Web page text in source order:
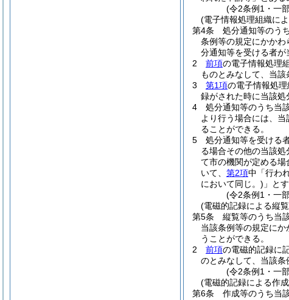
(令2条例1・一
(電子情報処理組織に
第4条
処分通知等のう
条例等の規定にかかわ
分通知等を受ける者が
2
前項の電子情報処理
ものとみなして、当
3
第1項の電子情報処
録がされた時に当該処
4
処分通知等のうち当
より行う場合には、
ることができる。
5
処分通知等を受ける
る場合その他の当該処
て市の機関が定める場
いて、 第2項中「行わ
において同じ。) 」とす
(令2条例1・一
(電磁的記録による縦
第5条
縦覧等のうち当
当該条例等の規定に
うことができる。
2
前項の電磁的記録に
のとみなして、当該条
(令2条例1・一
(電磁的記録による作
第6条
作成等のうち当